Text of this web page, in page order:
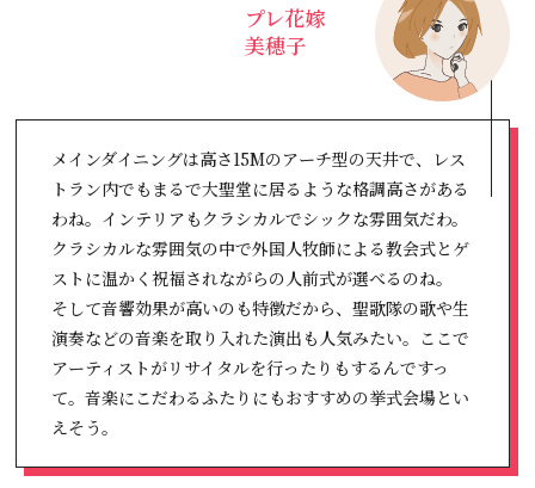
メインダイニングは高さ15Mのアーチ型の天井で、レス
トラン内でもまるで大聖堂に居るような格調高さがある
わね。インテリアもクラシカルでシックな雰囲気だわ。
クラシカルな雰囲気の中で外国人牧師による教会式とゲ
ストに温かく祝福されながらの人前式が選べるのね。
そして音響効果が高いのも特徴だから、聖歌隊の歌や生
演奏などの音楽を取り入れた演出も人気みたい。ここで
アーティストがリサイタルを行ったりもするんですっ
て。音楽にこだわるふたりにもおすすめの挙式会場とい
えそう。
プレ花嫁
美穂子